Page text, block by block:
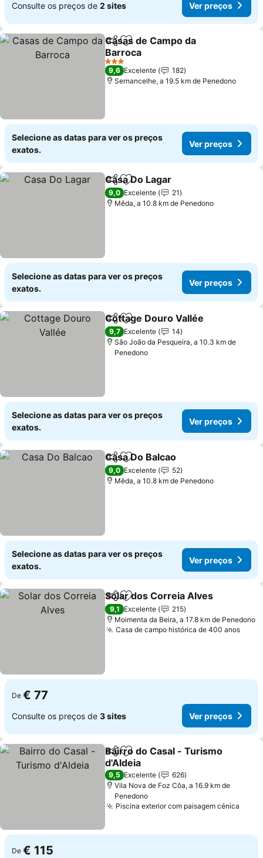
Consulte os preços de 2 sites Ver preços
PartilharAdicionar aos favoritos
Casas de Campo da
Barroca
3 Estrelas
9,6 Excelente
182
Sernancelhe, a 19.5 km de Penedono
Selecione as datas para ver os preços
exatos.
Ver preços
PartilharAdicionar aos favoritos
Casa Do Lagar
9,0 Excelente
21
Mêda, a 10.8 km de Penedono
Selecione as datas para ver os preços
exatos.
Ver preços
PartilharAdicionar aos favoritos
Cottage Douro Vallée
9,7 Excelente
14
São João da Pesqueira, a 10.3 km de
Penedono
Selecione as datas para ver os preços
exatos.
Ver preços
PartilharAdicionar aos favoritos
Casa Do Balcao
9,0 Excelente
52
Mêda, a 10.8 km de Penedono
Selecione as datas para ver os preços
exatos.
Ver preços
PartilharAdicionar aos favoritos
Solar dos Correia Alves
9,1 Excelente
215
Moimenta da Beira, a 17.8 km de Penedono
Casa de campo histórica de 400 anos
De € 77
Consulte os preços de 3 sites Ver preços
PartilharAdicionar aos favoritos
Bairro do Casal - Turismo
d'Aldeia
9,5 Excelente
626
Vila Nova de Foz Côa, a 16.9 km de
Penedono
Piscina exterior com paisagem cénica
De € 115